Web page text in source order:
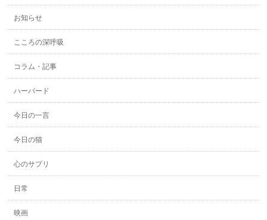
お知らせ
こころの深呼吸
コラム・記事
ハーバード
今日の一言
今日の猫
心のサプリ
日常
映画